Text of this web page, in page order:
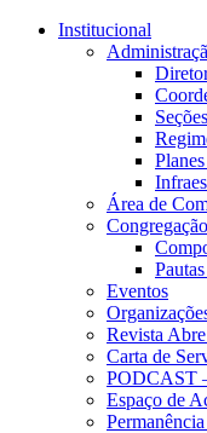
Conteúdo principal
Institucional
Área de
Congregação
Eventos
Revista
Carta de
PODCAST
Espaço de